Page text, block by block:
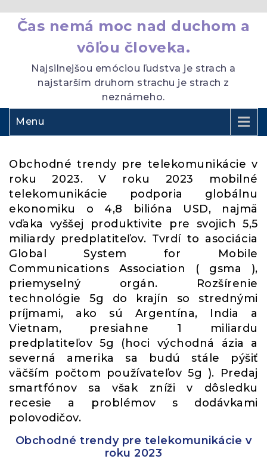
Čas nemá moc nad duchom a
vôľou človeka.
Najsilnejšou emóciou ľudstva je strach a
najstarším druhom strachu je strach z
neznámeho.
Menu
Obchodné trendy pre telekomunikácie v
roku 2023. V roku 2023 mobilné
telekomunikácie podporia globálnu
ekonomiku o 4,8 bilióna USD, najmä
vďaka vyššej produktivite pre svojich 5,5
miliardy predplatiteľov. Tvrdí to asociácia
Global System for Mobile
Communications Association ( gsma ),
priemyselný orgán. Rozšírenie
technológie 5g do krajín so strednými
príjmami, ako sú Argentína, India a
Vietnam, presiahne 1 miliardu
predplatiteľov 5g (hoci východná ázia a
severná amerika sa budú stále pýšiť
väčším počtom používateľov 5g ). Predaj
smartfónov sa však zníži v dôsledku
recesie a problémov s dodávkami
polovodičov.
Obchodné trendy pre telekomunikácie v
roku 2023